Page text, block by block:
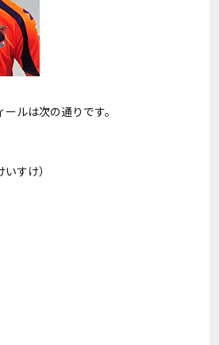
ルは次の通りです。
すけ）